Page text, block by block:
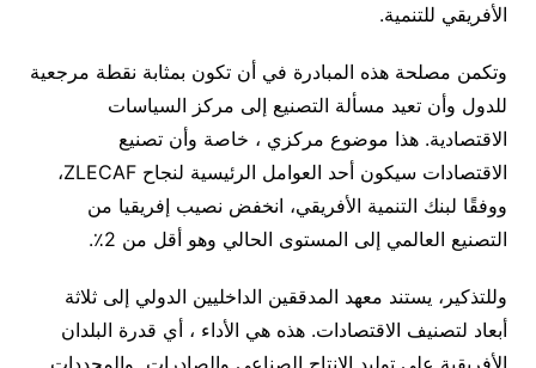
الأفريقي للتنمية.
وتكمن مصلحة هذه المبادرة في أن تكون بمثابة نقطة مرجعية
للدول وأن تعيد مسألة التصنيع إلى مركز السياسات
الاقتصادية. هذا موضوع مركزي ، خاصة وأن تصنيع
الاقتصادات سيكون أحد العوامل الرئيسية لنجاح ZLECAF،
ووفقًا لبنك التنمية الأفريقي، انخفض نصيب إفريقيا من
التصنيع العالمي إلى المستوى الحالي وهو أقل من 2٪.
وللتذكير، يستند معهد المدققين الداخليين الدولي إلى ثلاثة
أبعاد لتصنيف الاقتصادات. هذه هي الأداء ، أي قدرة البلدان
الأفريقية على توليد الإنتاج الصناعي والصادرات والمحددات